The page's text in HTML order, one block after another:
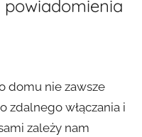
domu nie zawsze
zdalnego włączania i
zależy nam